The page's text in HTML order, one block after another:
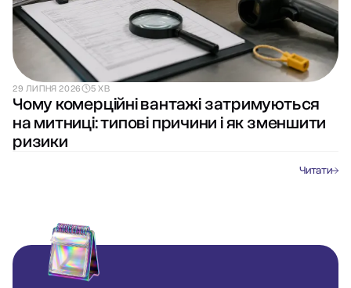
29 ЛИПНЯ 2026 5 ХВ
Чому комерційні вантажі затримуються
на митниці: типові причини і як зменшити
ризики
Читати